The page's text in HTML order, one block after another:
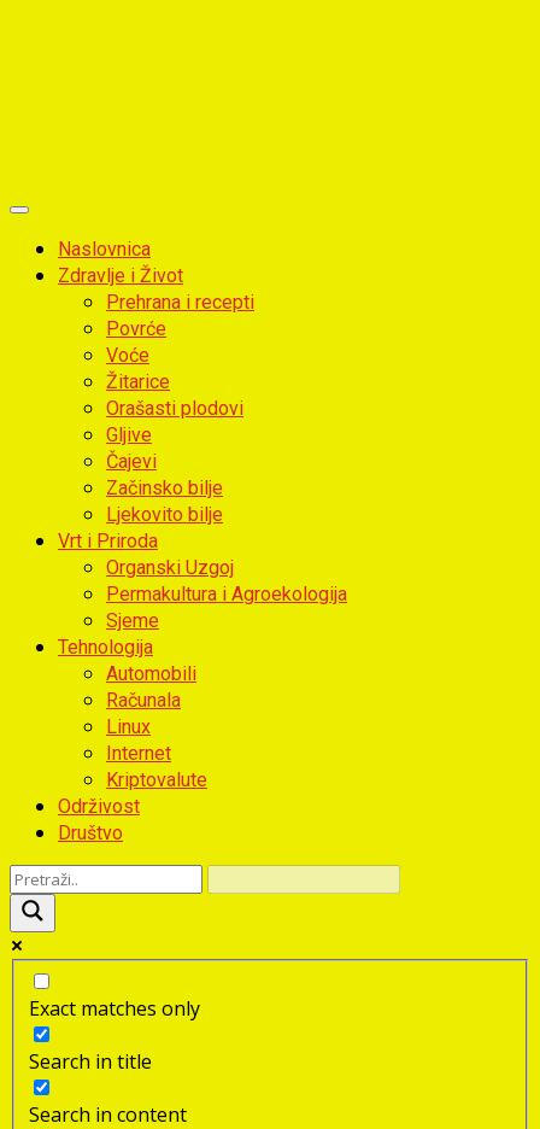
Primary
MenuNaslovnica
Zdravlje i Život
Prehrana i recepti
Povrće
Voće
Žitarice
Orašasti plodovi
Gljive
Čajevi
Začinsko bilje
Ljekovito bilje
Vrt i Priroda
Organski Uzgoj
Permakultura i Agroekologija
Sjeme
Tehnologija
Automobili
Računala
Linux
Internet
Kriptovalute
Održivost
Društvo
Exact matches only
Search in title
Search in content